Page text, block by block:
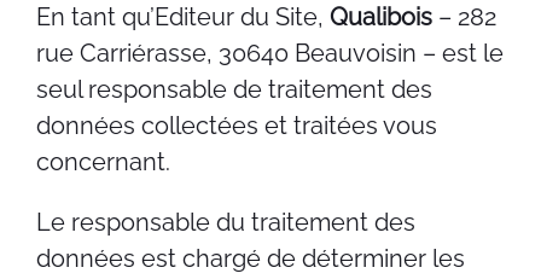
En tant qu’Editeur du Site, Qualibois – 282
rue Carriérasse, 30640 Beauvoisin – est le
seul responsable de traitement des
données collectées et traitées vous
concernant.
Le responsable du traitement des
données est chargé de déterminer les